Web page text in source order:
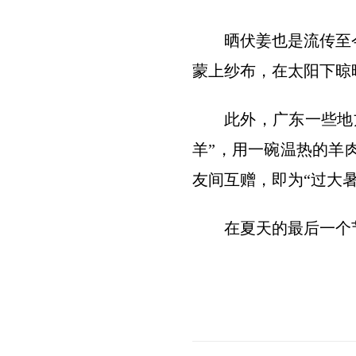
晒伏姜也是流传
蒙上纱布，在太阳下晾
此外，广东一些
羊”，用一碗温热的羊
友间互赠，即为“过大
在夏天的最后一